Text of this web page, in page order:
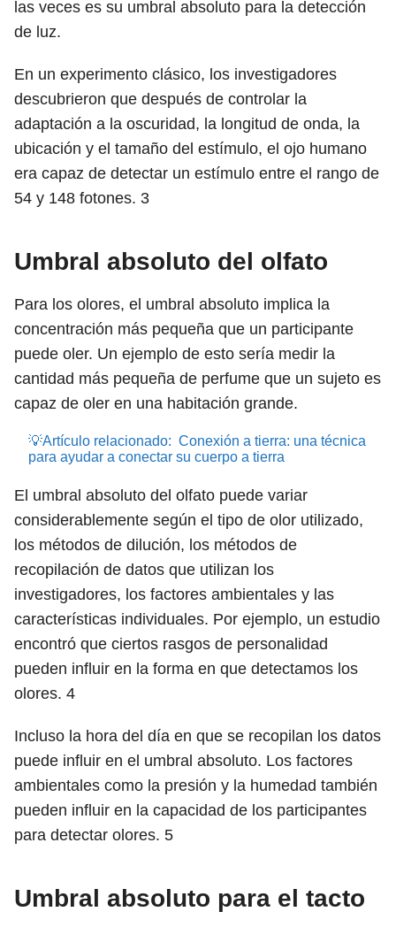
las veces es su umbral absoluto para la detección
de luz.
En un experimento clásico, los investigadores
descubrieron que después de controlar la
adaptación a la oscuridad, la longitud de onda, la
ubicación y el tamaño del estímulo, el ojo humano
era capaz de detectar un estímulo entre el rango de
54 y 148 fotones. 3
Umbral absoluto del olfato
Para los olores, el umbral absoluto implica la
concentración más pequeña que un participante
puede oler. Un ejemplo de esto sería medir la
cantidad más pequeña de perfume que un sujeto es
capaz de oler en una habitación grande.
💡Artículo relacionado: Conexión a tierra: una técnica
para ayudar a conectar su cuerpo a tierra
El umbral absoluto del olfato puede variar
considerablemente según el tipo de olor utilizado,
los métodos de dilución, los métodos de
recopilación de datos que utilizan los
investigadores, los factores ambientales y las
características individuales. Por ejemplo, un estudio
encontró que ciertos rasgos de personalidad
pueden influir en la forma en que detectamos los
olores. 4
Incluso la hora del día en que se recopilan los datos
puede influir en el umbral absoluto. Los factores
ambientales como la presión y la humedad también
pueden influir en la capacidad de los participantes
para detectar olores. 5
Umbral absoluto para el tacto